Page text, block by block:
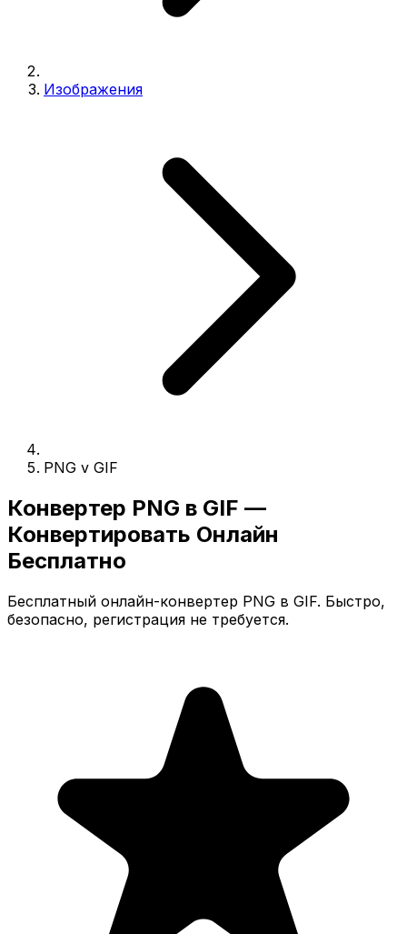
Изображения
PNG v GIF
Конвертер PNG в GIF —
Конвертировать Онлайн
Бесплатно
Бесплатный онлайн-конвертер PNG в GIF. Быстро,
безопасно, регистрация не требуется.